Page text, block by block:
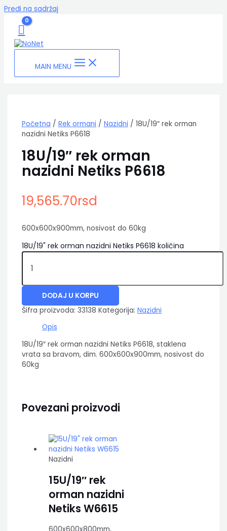
Pređi na sadržaj
MAIN MENU
Početna / Rek ormani / Nazidni / 18U/19″ rek orman
nazidni Netiks P6618
18U/19″ rek orman
nazidni Netiks P6618
19,565.70rsd
600x600x900mm, nosivost do 60kg
18U/19" rek orman nazidni Netiks P6618 količina
DODAJ U KORPU
Šifra proizvoda: 33138 Kategorija: Nazidni
Opis
18U/19″ rek orman nazidni Netiks P6618, staklena
vrata sa bravom, dim. 600x600x900mm, nosivost do
60kg
Povezani proizvodi
Nazidni
15U/19″ rek
orman nazidni
Netiks W6615
600x600x800mm,